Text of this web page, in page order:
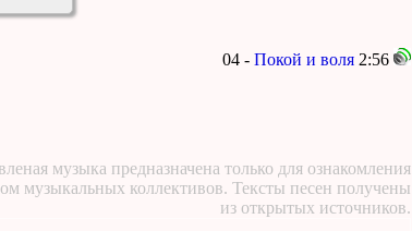
04 - Покой и воля 2:56
музыка предназначена только для ознакомления
музыкальных коллективов. Тексты песен получены
из открытых источников.